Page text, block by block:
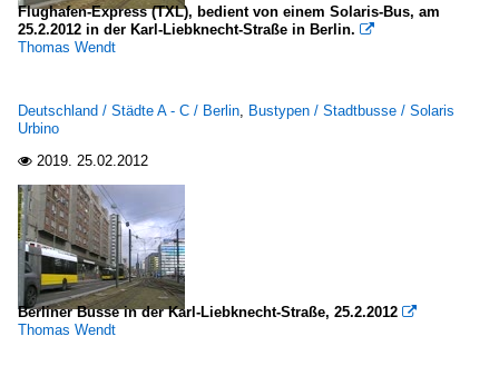
Flughafen-Express (TXL), bedient von einem Solaris-Bus, am
25.2.2012 in der Karl-Liebknecht-Straße in Berlin. 
Thomas Wendt
Deutschland / Städte A - C / Berlin, Bustypen / Stadtbusse / Solaris
Urbino
 2019. 25.02.2012
Berliner Busse in der Karl-Liebknecht-Straße, 25.2.2012 
Thomas Wendt